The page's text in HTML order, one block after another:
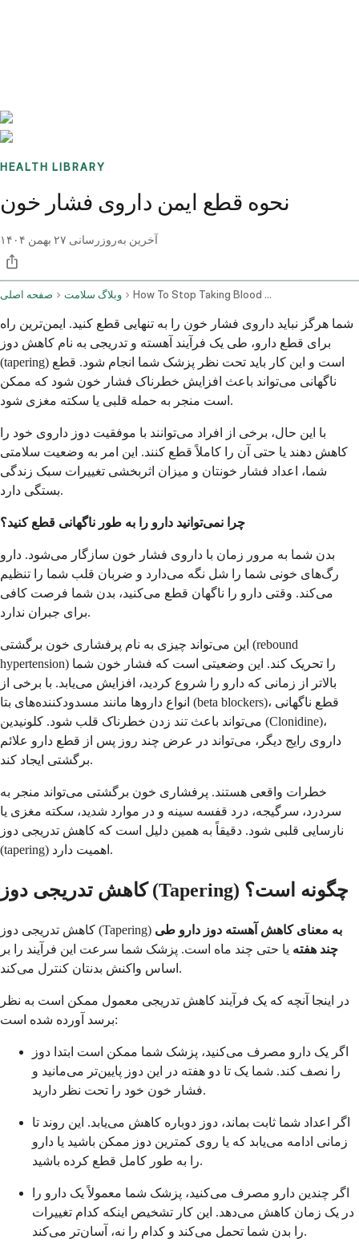
HEALTH LIBRARY
نحوه قطع ایمن داروی فشار خون
آخرین به‌روزرسانی ۲۷ بهمن ۱۴۰۴
صفحه اصلی وبلاگ سلامت How To Stop Taking Blood Pressure Medication Safely
شما هرگز نباید داروی فشار خون را به تنهایی قطع کنید. ایمن‌ترین راه
برای قطع دارو، طی یک فرآیند آهسته و تدریجی به نام کاهش دوز
(tapering) است و این کار باید تحت نظر پزشک شما انجام شود. قطع
ناگهانی می‌تواند باعث افزایش خطرناک فشار خون شود که ممکن
است منجر به حمله قلبی یا سکته مغزی شود.
با این حال، برخی از افراد می‌توانند با موفقیت دوز داروی خود را
کاهش دهند یا حتی آن را کاملاً قطع کنند. این امر به وضعیت سلامتی
شما، اعداد فشار خونتان و میزان اثربخشی تغییرات سبک زندگی
بستگی دارد.
چرا نمی‌توانید دارو را به طور ناگهانی قطع کنید؟
بدن شما به مرور زمان با داروی فشار خون سازگار می‌شود. دارو
رگ‌های خونی شما را شل نگه می‌دارد و ضربان قلب شما را تنظیم
می‌کند. وقتی دارو را ناگهان قطع می‌کنید، بدن شما فرصت کافی
برای جبران ندارد.
این می‌تواند چیزی به نام پرفشاری خون برگشتی (rebound
hypertension) را تحریک کند. این وضعیتی است که فشار خون شما
بالاتر از زمانی که دارو را شروع کردید، افزایش می‌یابد. با برخی از
انواع داروها مانند مسدودکننده‌های بتا (beta blockers)، قطع ناگهانی
می‌تواند باعث تند زدن خطرناک قلب شود. کلونیدین (Clonidine)،
داروی رایج دیگر، می‌تواند در عرض چند روز پس از قطع دارو علائم
برگشتی ایجاد کند.
خطرات واقعی هستند. پرفشاری خون برگشتی می‌تواند منجر به
سردرد، سرگیجه، درد قفسه سینه و در موارد شدید، سکته مغزی یا
نارسایی قلبی شود. دقیقاً به همین دلیل است که کاهش تدریجی دوز
(tapering) اهمیت دارد.
کاهش تدریجی دوز (Tapering) چگونه است؟
کاهش تدریجی دوز (Tapering) به معنای کاهش آهسته دوز دارو طی
چند هفته یا حتی چند ماه است. پزشک شما سرعت این فرآیند را بر
اساس واکنش بدنتان کنترل می‌کند.
در اینجا آنچه که یک فرآیند کاهش تدریجی معمول ممکن است به نظر
برسد آورده شده است:
اگر یک دارو مصرف می‌کنید، پزشک شما ممکن است ابتدا دوز
را نصف کند. شما یک تا دو هفته در این دوز پایین‌تر می‌مانید و
فشار خون خود را تحت نظر دارید.
اگر اعداد شما ثابت بماند، دوز دوباره کاهش می‌یابد. این روند تا
زمانی ادامه می‌یابد که یا روی کمترین دوز ممکن باشید یا دارو
را به طور کامل قطع کرده باشید.
اگر چندین دارو مصرف می‌کنید، پزشک شما معمولاً یک دارو را
در یک زمان کاهش می‌دهد. این کار تشخیص اینکه کدام تغییرات
را بدن شما تحمل می‌کند و کدام را نه، آسان‌تر می‌کند.